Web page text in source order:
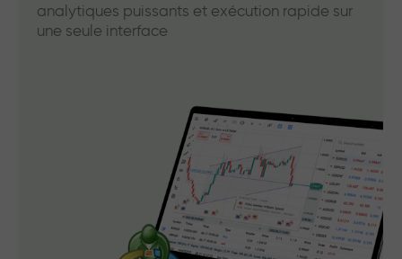
analytiques puissants et exécution rapide sur
une seule interface